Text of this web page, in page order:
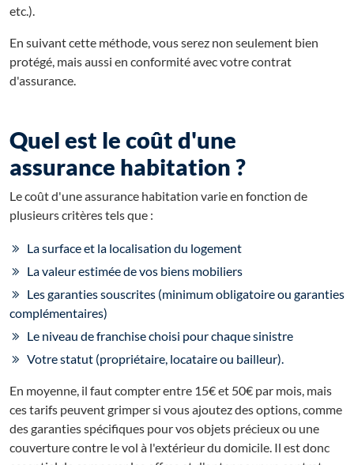
etc.).
En suivant cette méthode, vous serez non seulement bien
protégé, mais aussi en conformité avec votre contrat
d'assurance.
Quel est le coût d'une
assurance habitation ?
Le coût d'une assurance habitation varie en fonction de
plusieurs critères tels que :
La surface et la localisation du logement
La valeur estimée de vos biens mobiliers
Les garanties souscrites (minimum obligatoire ou garanties
complémentaires)
Le niveau de franchise choisi pour chaque sinistre
Votre statut (propriétaire, locataire ou bailleur).
En moyenne, il faut compter entre 15€ et 50€ par mois, mais
ces tarifs peuvent grimper si vous ajoutez des options, comme
des garanties spécifiques pour vos objets précieux ou une
couverture contre le vol à l'extérieur du domicile. Il est donc